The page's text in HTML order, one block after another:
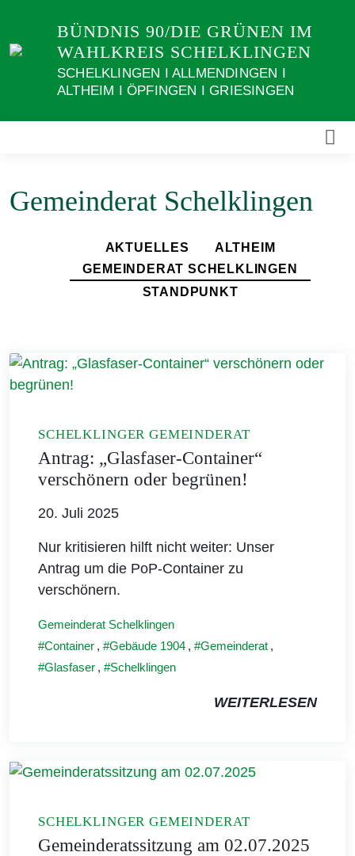
Inhalt
BÜNDNIS 90/DIE GRÜNEN IM
WAHLKREIS SCHELKLINGEN
SCHELKLINGEN I ALLMENDINGEN I
ALTHEIM I ÖPFINGEN I GRIESINGEN
Gemeinderat Schelklingen
AKTUELLES
ALTHEIM
GEMEINDERAT SCHELKLINGEN
STANDPUNKT
SCHELKLINGER GEMEINDERAT
Antrag: „Glasfaser-Container“
verschönern oder begrünen!
20. Juli 2025
Nur kritisieren hilft nicht weiter: Unser
Antrag um die PoP-Container zu
verschönern.
Gemeinderat Schelklingen
Container , Gebäude 1904 , Gemeinderat ,
Glasfaser , Schelklingen
WEITERLESEN
SCHELKLINGER GEMEINDERAT
Gemeinderatssitzung am 02.07.2025